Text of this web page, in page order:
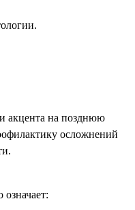
акцента на позднюю
осложнений